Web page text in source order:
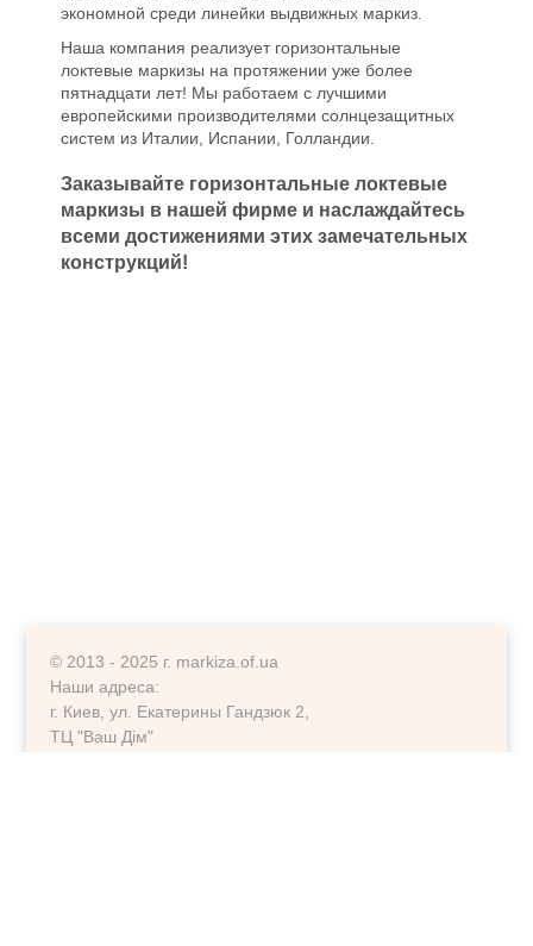
экономной среди линейки выдвижных маркиз.
Наша компания реализует горизонтальные
локтевые маркизы на протяжении уже более
пятнадцати лет! Мы работаем с лучшими
европейскими производителями солнцезащитных
систем из Италии, Испании, Голландии.
Заказывайте горизонтальные локтевые
маркизы в нашей фирме и наслаждайтесь
всеми достижениями этих замечательных
конструкций!
© 2013 - 2025 г. markiza.of.ua
Наши адреса:
г. Киев, ул. Екатерины Гандзюк 2,
ТЦ "Ваш Дім"